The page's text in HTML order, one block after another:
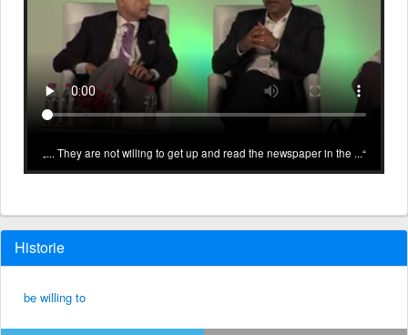
... They are not willing to get up and read the newspaper in the ...
Historie
be willing to